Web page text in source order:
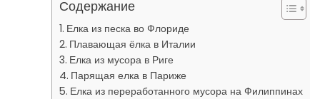
Содержание
Елка из песка во Флориде
Плавающая ёлка в Италии
Елка из мусора в Риге
Парящая елка в Париже
Елка из переработанного мусора на Филиппинах